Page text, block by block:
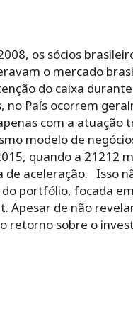
os sócios
o mercado
do caixa
País ocorrem
com a atuação
modelo de
quando a 21212
aceleração. Isso
portfólio, focada
Apesar de não
retorno sobre o